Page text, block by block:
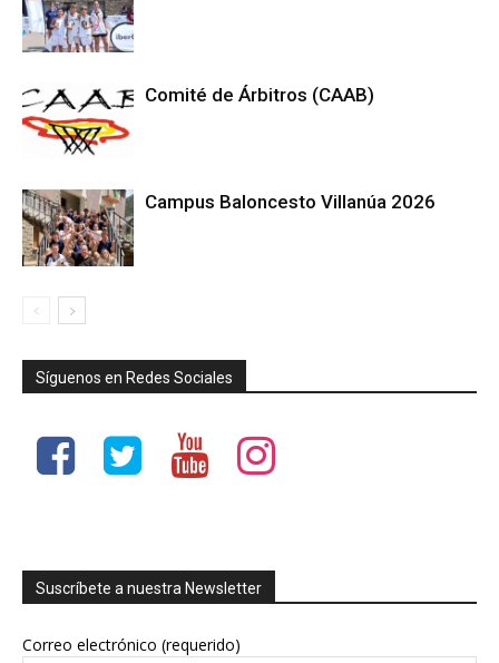
Comité de Árbitros (CAAB)
Campus Baloncesto Villanúa 2026
Síguenos en Redes Sociales
Suscríbete a nuestra Newsletter
Correo electrónico (requerido)